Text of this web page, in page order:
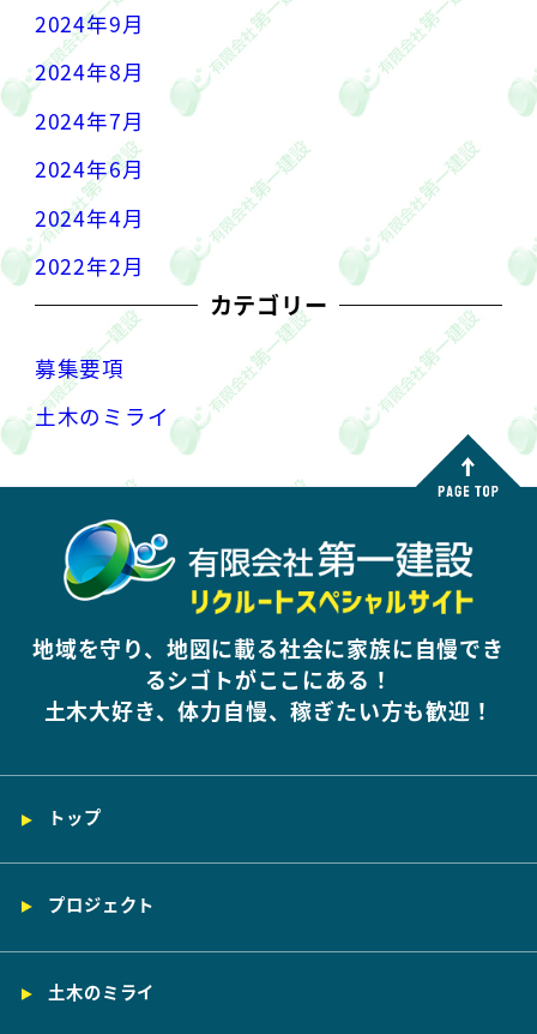
2024年9月
2024年8月
2024年7月
2024年6月
2024年4月
2022年2月
カテゴリー
募集要項
土木のミライ
地域を守り、地図に載る社会に家族に自慢でき
るシゴトがここにある！
土木大好き、体力自慢、稼ぎたい方も歓迎！
トップ
プロジェクト
土木のミライ